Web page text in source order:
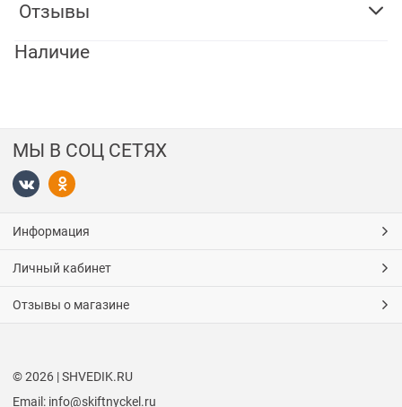
Отзывы
Наличие
МЫ В СОЦ СЕТЯХ
Информация
Личный кабинет
Отзывы о магазине
© 2026 | SHVEDIK.RU
Email: info@skiftnyckel.ru